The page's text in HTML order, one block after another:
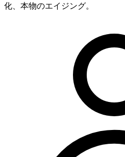
化、本物のエイジング。